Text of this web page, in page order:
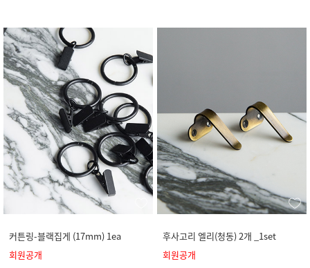
커튼링-블랙집게 (17mm) 1ea
회원공개
후사고리 엘리(청동) 2개 _1set
회원공개